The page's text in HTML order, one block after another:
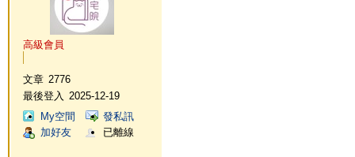
高級會員
文章 2776
最後登入
2025-12-19
My空間
發私訊
加好友
已離線